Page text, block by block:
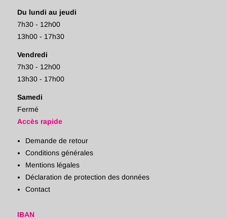
Du lundi au jeudi
7h30 - 12h00
13h00 - 17h30
Vendredi
7h30 - 12h00
13h30 - 17h00
Samedi
Fermé
Accès rapide
Demande de retour
Conditions générales
Mentions légales
Déclaration de protection des données
Contact
IBAN